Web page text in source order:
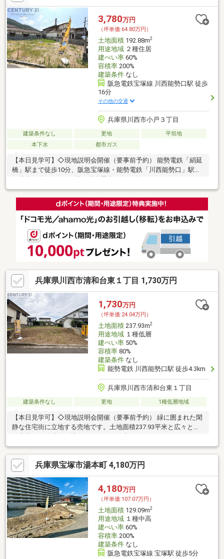
3,780万円
（坪単価:64.80万円）
土地面積192.88m2
用途地域２種住居
建ぺい率60%
容積率200%
建築条件なし
阪急電鉄宝塚線 川西能勢口駅 徒歩
16分
その他の交通
兵庫県川西市小戸３丁目
建築条件なし 更地
平坦地
本下水
都市ガス
【本日見学可】◇現地説明会開催（要事前予約） 能勢電鉄「絹延
橋」駅まで徒歩10分、阪急宝塚線・能勢電鉄「川西能勢口」駅ま
す。
兵庫県川西市清和台東１丁目 1,730万円
1,730万円
（坪単価:24.04万円）
土地面積237.93m2
用途地域１種低層
建ぺい率50%
容積率80%
建築条件なし
能勢電鉄 川西能勢口駅 徒歩4.3km
兵庫県川西市清和台東１丁目
建築条件なし 更地 1種低層地域
【本日見学可】◇現地説明会開催（要事前予約） 緑に囲まれた閑
静な住宅街に立地する売地です。土地面積237.93平米と広々とし
兵庫県宝塚市湯本町 4,180万円
4,180万円
（坪単価:107.07万円）
土地面積129.09m2
用途地域１種中高
建ぺい率60%
容積率200%
建築条件なし
阪急電鉄宝塚線 宝塚駅 徒歩5分